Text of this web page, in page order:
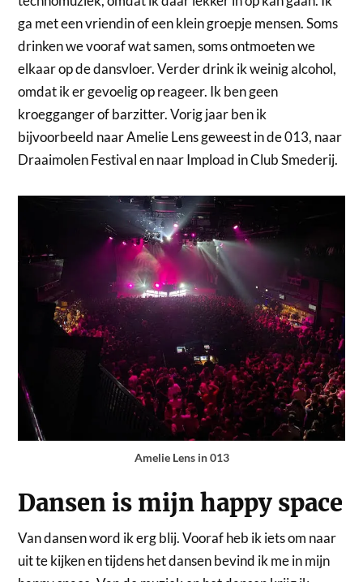
ga met een vriendin of een klein groepje mensen. Soms
drinken we vooraf wat samen, soms ontmoeten we
elkaar op de dansvloer. Verder drink ik weinig alcohol,
omdat ik er gevoelig op reageer. Ik ben geen
kroegganger of barzitter. Vorig jaar ben ik
bijvoorbeeld naar Amelie Lens geweest in de 013, naar
Draaimolen Festival en naar Impload in Club Smederij.
Amelie Lens in 013
Dansen is mijn happy space
Van dansen word ik erg blij. Vooraf heb ik iets om naar
uit te kijken en tijdens het dansen bevind ik me in mijn